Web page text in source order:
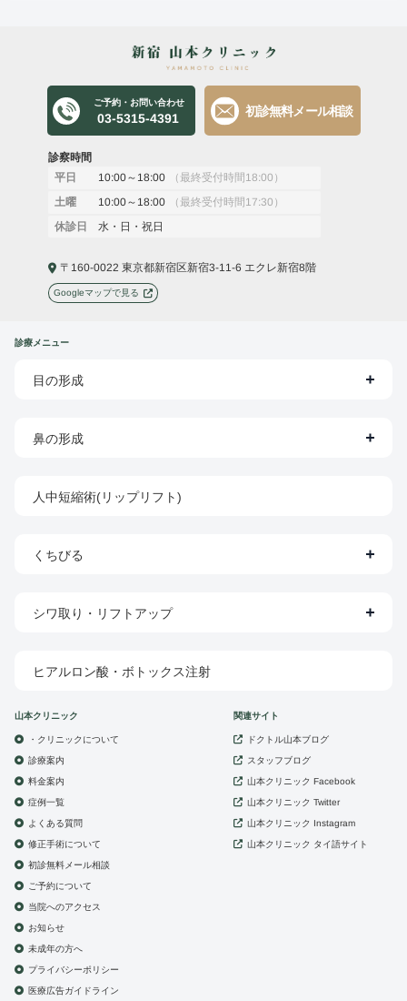
ご予約・お問い合わせ
03-5315-4391
初診無料メール相談
診察時間
平日 10:00～18:00 （最終受付時間18:00）
土曜 10:00～18:00 （最終受付時間17:30）
休診日 水・日・祝日
〒160-0022 東京都新宿区新宿3-11-6 エクレ新宿8階
Googleマップで見る
診療メニュー
目の形成
鼻の形成
人中短縮術(リップリフト)
くちびる
シワ取り・リフトアップ
ヒアルロン酸・ボトックス注射
山本クリニック
・クリニックについて
診療案内
料金案内
症例一覧
よくある質問
修正手術について
初診無料メール相談
ご予約について
当院へのアクセス
お知らせ
未成年の方へ
プライバシーポリシー
医療広告ガイドライン
関連サイト
ドクトル山本ブログ
スタッフブログ
山本クリニック Facebook
山本クリニック Twitter
山本クリニック Instagram
山本クリニック タイ語サイト